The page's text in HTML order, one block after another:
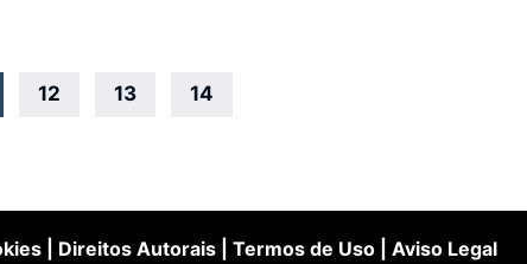
12 13
14
Direitos Autorais Termos de Uso Aviso Legal